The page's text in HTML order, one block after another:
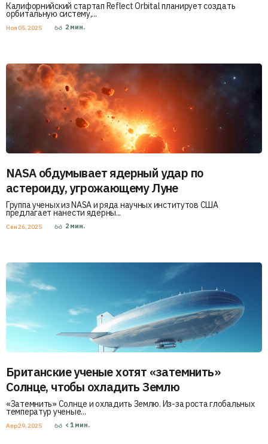
Калифорнийский стартап Reflect Orbital планирует создать
орбитальную систему,...
Ноя 05, 2025 2 мин.
NASA обдумывает ядерный удар по
астероиду, угрожающему Луне
Группа ученых из NASA и ряда научных институтов США
предлагает нанести ядерны...
Сен 26, 2025 2 мин.
Британские ученые хотят «затемнить»
Солнце, чтобы охладить Землю
«Затемнить» Солнце и охладить Землю. Из-за роста глобальных
температур ученые...
Апр 29, 2025 < 1 мин.